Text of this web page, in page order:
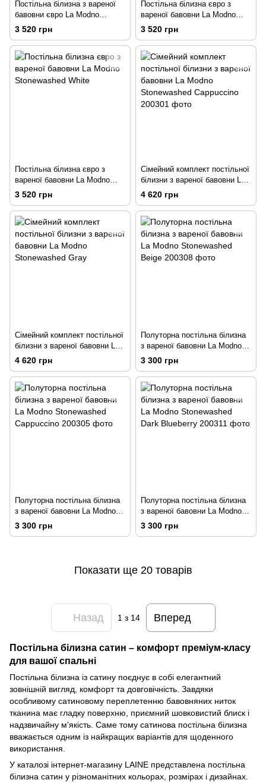
Постільна білизна з вареної
бавовни євро La Modno
Stonewashed Cappuccino
200x220
3 520 грн
Постільна білизна євро з
вареної бавовни La Modno
Stonewashed Gray
3 520 грн
Постільна білизна євро з
вареної бавовни La Modno
Stonewashed White
3 520 грн
Сімейний комплект постільної
білизни з вареної бавовни La
Modno Stonewashed
Cappuccino
4 620 грн
Сімейний комплект постільної
білизни з вареної бавовни La
Modno Stonewashed Gray
4 620 грн
Полуторна постільна білизна
з вареної бавовни La Modno
Stonewashed Beige
3 300 грн
Полуторна постільна білизна
з вареної бавовни La Modno
Stonewashed Cappuccino
3 300 грн
Полуторна постільна білизна
з вареної бавовни La Modno
Stonewashed Dark Blueberry
3 300 грн
Показати ще 20 товарів
Назад 1з 14 Вперед
Постільна білизна сатин – комфорт преміум-класу
для вашої спальні
Постільна білизна із сатину поєднує в собі елегантний
зовнішній вигляд, комфорт та довговічність. Завдяки
особливому сатиновому переплетенню бавовняних ниток
тканина має гладку поверхню, приємний шовковистий блиск і
надзвичайну м'якість. Саме тому сатинова постільна білизна
вважається одним із найкращих варіантів для щоденного
використання.
У каталозі інтернет-магазину LAINE представлена постільна
білизна сатин у різноманітних кольорах, розмірах і дизайнах.